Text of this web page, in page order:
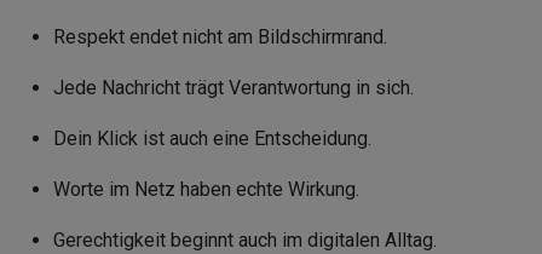
Respekt endet nicht am Bildschirmrand.
Jede Nachricht trägt Verantwortung in sich.
Dein Klick ist auch eine Entscheidung.
Worte im Netz haben echte Wirkung.
Gerechtigkeit beginnt auch im digitalen Alltag.